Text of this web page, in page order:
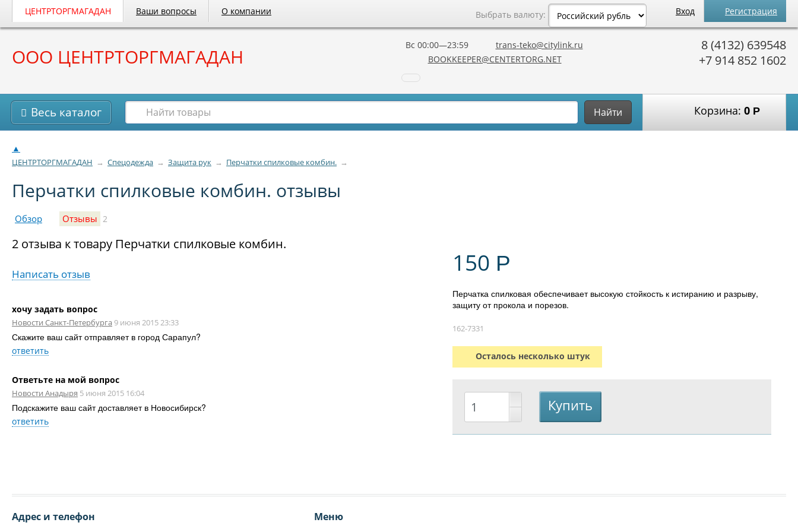
ЦЕНТРТОРГМАГАДАН Ваши вопросы О компании Вход Регистрация
Выбрать валюту:
ООО ЦЕНТРТОРГМАГАДАН
8 (4132) 639548
+7 914 852 1602
Вс 00:00—23:59
trans-teko@citylink.ru
BOOKKEEPER@CENTERTORG.NET
Корзина: 0 Р
Весь каталог Найти
▲
ЦЕНТРТОРГМАГАДАН → Спецодежда → Защита рук → Перчатки спилковые комбин. →
Перчатки спилковые комбин. отзывы
Обзор Отзывы 2
150 Р
Перчатка спилковая обеспечивает высокую стойкость к истиранию и разрыву,
защиту от прокола и порезов.
162-7331
Осталось несколько штук
2 отзыва к товару Перчатки спилковые комбин.
Написать отзыв
хочу задать вопрос
Новости Санкт-Петербурга 9 июня 2015 23:33
Скажите ваш сайт отправляет в город Сарапул?
ответить
Ответьте на мой вопрос
Новости Анадыря 5 июня 2015 16:04
Подскажите ваш сайт доставляет в Новосибирск?
ответить
Адрес и телефон Меню